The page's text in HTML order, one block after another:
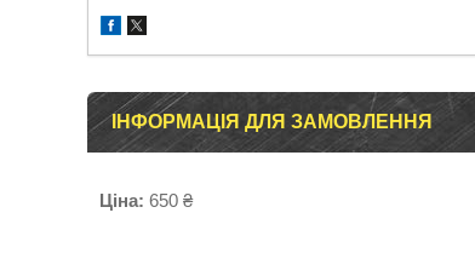
ІНФОРМАЦІЯ ДЛЯ ЗАМОВЛЕННЯ
Ціна: 650 ₴